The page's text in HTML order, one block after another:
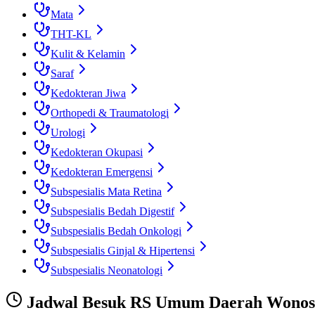
Mata
THT-KL
Kulit & Kelamin
Saraf
Kedokteran Jiwa
Orthopedi & Traumatologi
Urologi
Kedokteran Okupasi
Kedokteran Emergensi
Subspesialis Mata Retina
Subspesialis Bedah Digestif
Subspesialis Bedah Onkologi
Subspesialis Ginjal & Hipertensi
Subspesialis Neonatologi
Jadwal BesukRS Umum Daerah